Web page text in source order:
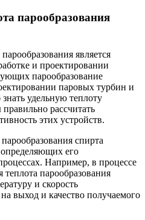
парообразования
является
и проектировании
парообразование
паровых турбин и
удельную теплоту
рассчитать
этих устройств.
спирта
его
Например, в процессе
теплота парообразования
и скорость
выход и качество получаемого